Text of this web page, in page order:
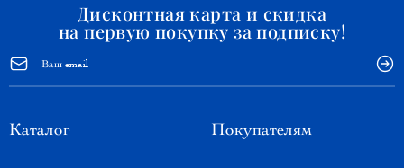
Дисконтная карта и скидка
на первую покупку за подписку!
Каталог Покупателям